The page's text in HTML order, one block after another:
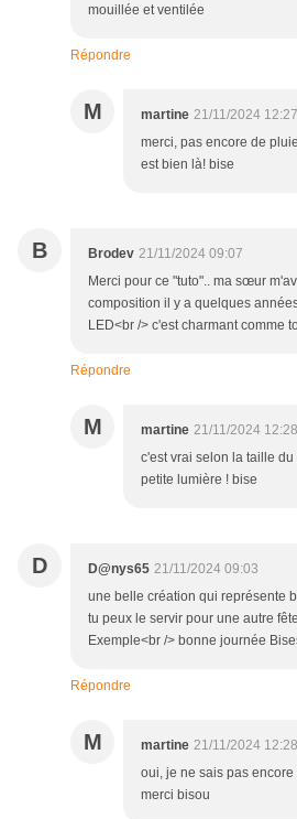
mouillée et ventilée
Répondre
M martine 21/11/2024 12:27
merci, pas encore de
est bien là! bise
B Brodev 21/11/2024 09:07
Merci pour ce "tuto".. ma sœur
composition il y a quelques
LED<br /> c'est charmant comme
Répondre
M martine 21/11/2024 12:28
c'est vrai selon la taille
petite lumière ! bise
D D@nys65 21/11/2024 09:03
une belle création qui représente
tu peux le servir pour une autre
Exemple<br /> bonne journée
Répondre
M martine 21/11/2024 12:28
oui, je ne sais pas
merci bisou